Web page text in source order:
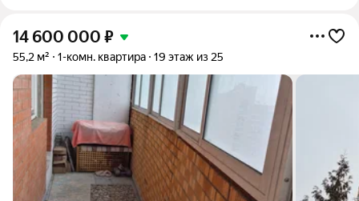
14 600 000 ₽
55,2 м² 1-комн. квартира 19 этаж из 25